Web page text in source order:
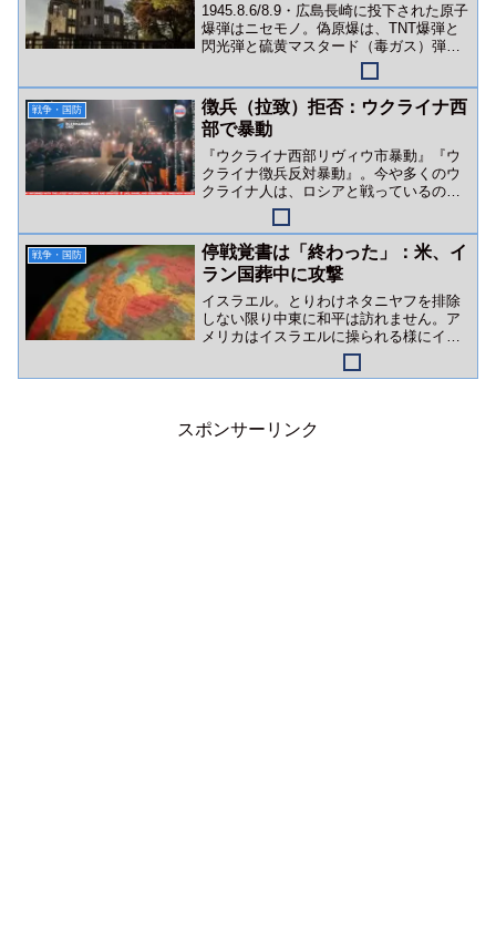
1945.8.6/8.9・広島長崎に投下された原子
爆弾はニセモノ。偽原爆は、TNT爆弾と
閃光弾と硫黄マスタード（毒ガス）弾な
戦争・国防
徴兵（拉致）拒否：ウクライナ西
部で暴動
『ウクライナ西部リヴィウ市暴動』『ウ
クライナ徴兵反対暴動』。今や多くのウ
クライナ人は、ロシアと戦っているので
はなくゼレンスキー政権（＆英米金融勢
力）と戦っています。
戦争・国防
停戦覚書は「終わった」：米、イ
ラン国葬中に攻撃
イスラエル。とりわけネタニヤフを排除
しない限り中東に和平は訪れません。ア
メリカはイスラエルに操られる様にイラ
ンを攻撃。狙いはイランカーグ（ハール
スポンサーリンク